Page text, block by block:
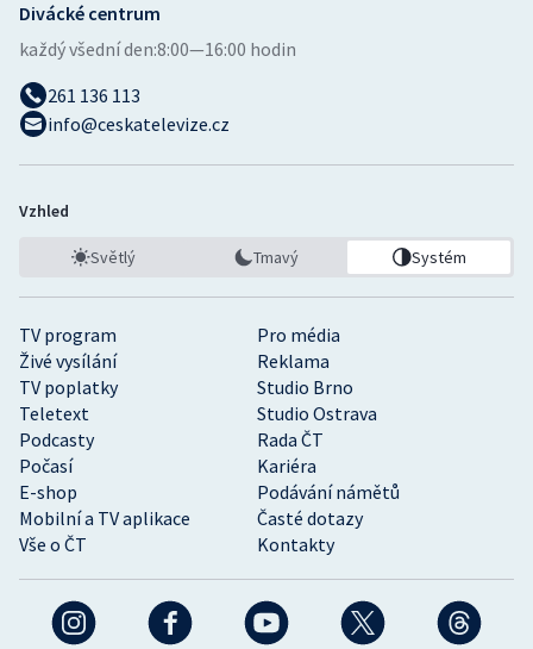
TV program
Pro média
Živé vysílání
Reklama
TV poplatky
Studio Brno
Teletext
Studio Ostrava
Podcasty
Rada ČT
Počasí
Kariéra
E-shop
Podávání námětů
Mobilní a TV aplikace
Časté dotazy
Vše o ČT
Kontakty
Divácké centrum
každý všední den:8:00—16:00 hodin
261 136 113
info@ceskatelevize.cz
Vzhled
Světlý Tmavý Systém